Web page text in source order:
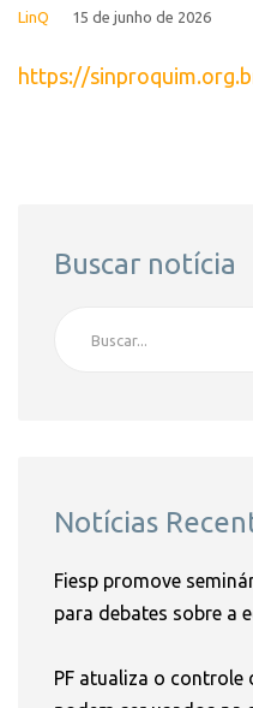
LinQ 15 de junho de 2026
https://
Buscar notícia
Notícias
Fiesp promove
para debates sobre a
PF atualiza o